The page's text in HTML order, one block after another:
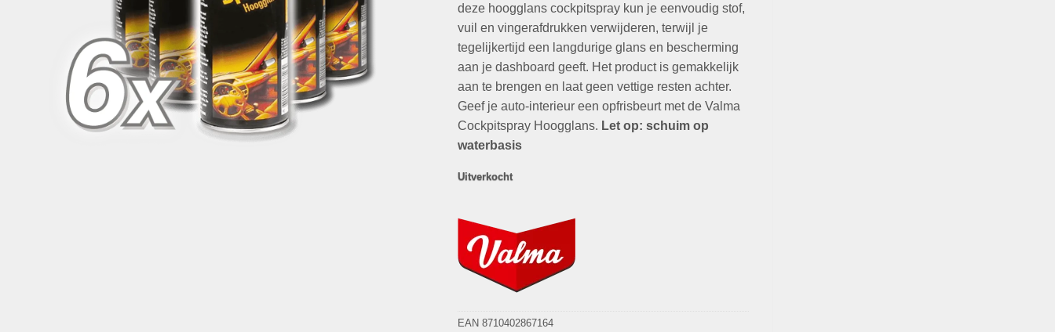
deze hoogglans cockpitspray kun je eenvoudig stof,
vuil en vingerafdrukken verwijderen, terwijl je
tegelijkertijd een langdurige glans en bescherming
aan je dashboard geeft. Het product is gemakkelijk
aan te brengen en laat geen vettige resten achter.
Geef je auto-interieur een opfrisbeurt met de Valma
Cockpitspray Hoogglans. Let op: schuim op
waterbasis
Uitverkocht
EAN 8710402867164